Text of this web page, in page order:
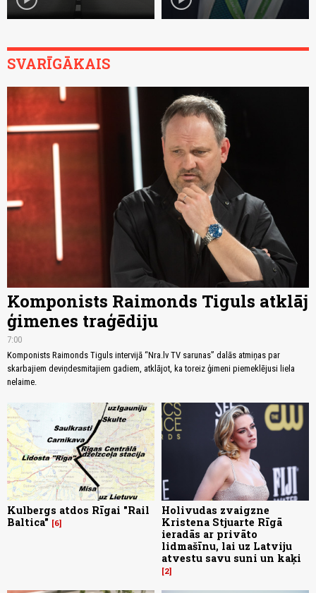
SVARĪGĀKAIS
Komponists Raimonds Tiguls atklāj
ģimenes traģēdiju
7:00
Komponists Raimonds Tiguls intervijā “Nra.lv TV sarunas” dalās atmiņas par
skarbajiem deviņdesmitajiem gadiem, atklājot, ka toreiz ģimeni piemeklējusi liela
nelaime.
Kulbergs atdos Rīgai "Rail
Baltica"
6
Holivudas zvaigzne
Kristena Stjuarte Rīgā
ieradās ar privāto
lidmašīnu, lai uz Latviju
atvestu savu suni un kaķi
2